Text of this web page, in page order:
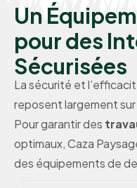
Un
pour des
Sécurisées
La sécurité et
reposent largement
Pour garantir des
optimaux, Caza
des équipements de